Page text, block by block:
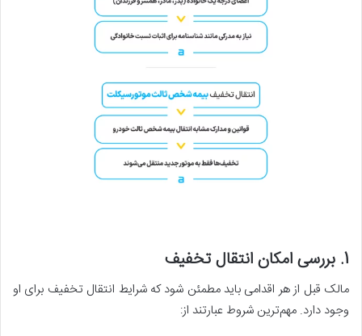
1. بررسی امکان انتقال تخفیف
مالک قبل از هر اقدامی باید مطمئن شود که شرایط انتقال تخفیف برای او
وجود دارد. مهم‌ترین شروط عبارتند از: